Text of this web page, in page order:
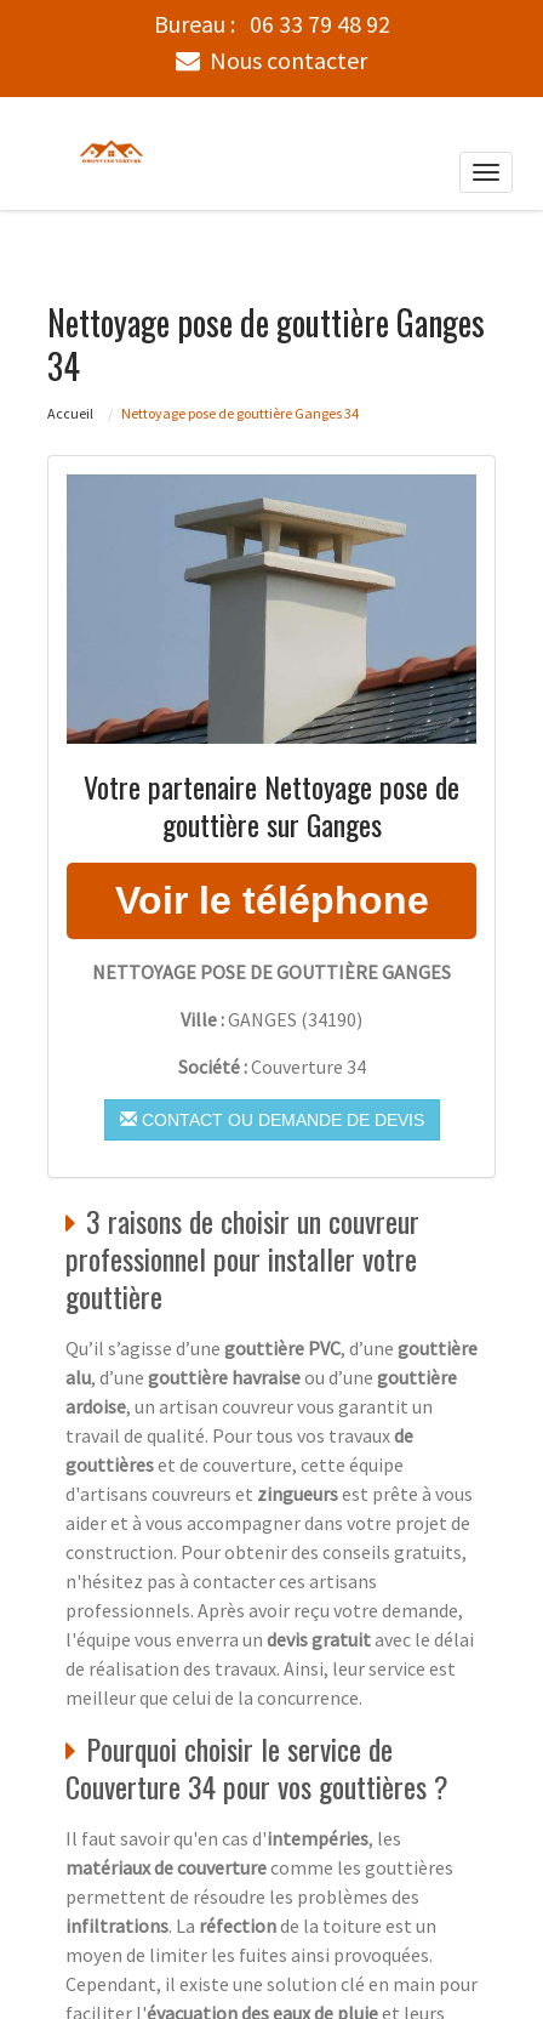
Bureau : 06 33 79 48 92
Nous contacter
Toggle
Nettoyage pose de gouttière Ganges
34
Accueil Nettoyage pose de gouttière Ganges 34
Votre partenaire Nettoyage pose de
gouttière sur Ganges
NETTOYAGE POSE DE GOUTTIÈRE GANGES
Ville :GANGES (34190)
Société :Couverture 34
CONTACT OU DEMANDE DE DEVIS
3 raisons de choisir un couvreur
professionnel pour installer votre
gouttière
Qu’il s’agisse d’une gouttière PVC, d’une gouttière
alu, d’une gouttière havraiseou d’une gouttière
ardoise, un artisan couvreur vous garantit un
travail de qualité. Pour tous vos travauxde
gouttièreset de couverture, cette équipe
d'artisans couvreurs et zingueursest prête à vous
aider et à vous accompagner dans votre projet de
construction. Pour obtenir des conseils gratuits,
n'hésitez pas à contacter ces artisans
professionnels. Après avoir reçu votre demande,
l'équipe vous enverra un devis gratuitavec le délai
de réalisation des travaux. Ainsi, leur service est
meilleur que celui de la concurrence.
Pourquoi choisir le service de
Couverture 34 pour vos gouttières ?
Il faut savoir qu'en cas d'intempéries, les
matériaux de couverturecomme les gouttières
permettent de résoudre les problèmes des
infiltrations. La réfectionde la toiture est un
moyen de limiter les fuites ainsi provoquées.
Cependant, il existe une solution clé en main pour
faciliter l'évacuation des eaux de pluieet leurs